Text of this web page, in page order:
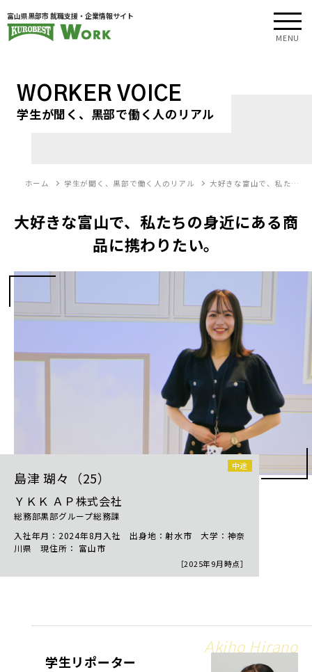
富山県黒部市 就職支援・企業情報サイト
MENU
WORKER VOICE
学生が聞く、黒部で働く人のリアル
ホーム 学生が聞く、黒部で働く人のリアル 大好きな富山で、私た…
大好きな富山で、私たちの身近にある商
品に携わりたい。
中途
島津 瑚々（25）
ＹＫＫ ＡＰ株式会社
総務部黒部グループ総務課
入社年月：2024年8月入社 出身地：射水市 大学：神奈
川県 現住所： 富山市
［2025年9月時点］
Akiho Hirano
学生リポーター